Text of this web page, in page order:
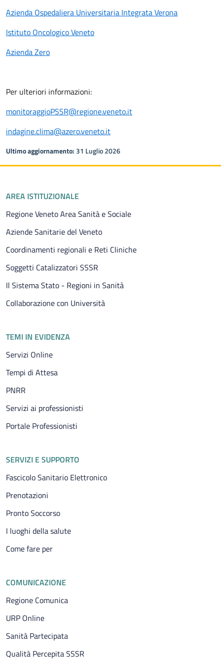
Azienda Ospedaliera Universitaria Integrata Verona
Istituto Oncologico Veneto
Azienda Zero
Per ulteriori informazioni:
monitoraggioPSSR@regione.veneto.it
indagine.clima@azero.veneto.it
Ultimo aggiornamento: 31 Luglio 2026
Piè di pagina
AREA ISTITUZIONALE
Regione Veneto Area Sanità e Sociale
Aziende Sanitarie del Veneto
Coordinamenti regionali e Reti Cliniche
Soggetti Catalizzatori SSSR
Il Sistema Stato - Regioni in Sanità
Collaborazione con Università
TEMI IN EVIDENZA
Servizi Online
Tempi di Attesa
PNRR
Servizi ai professionisti
Portale Professionisti
SERVIZI E SUPPORTO
Fascicolo Sanitario Elettronico
Prenotazioni
Pronto Soccorso
I luoghi della salute
Come fare per
COMUNICAZIONE
Regione Comunica
URP Online
Sanità Partecipata
Qualità Percepita SSSR